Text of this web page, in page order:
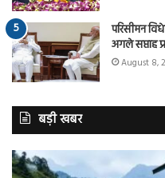
परिसीमन
अगले सप्ताह
August 8,
बड़ी खबर